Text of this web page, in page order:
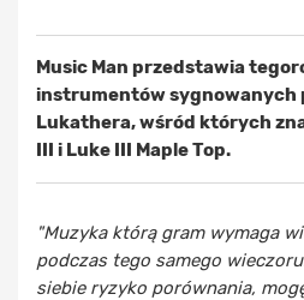
Music Man przedstawia
instrumentów sygnowanych
Lukathera, wśród których
III i Luke III Maple Top.
"Muzyka którą gram wymaga
podczas tego samego
siebie ryzyko porównania,